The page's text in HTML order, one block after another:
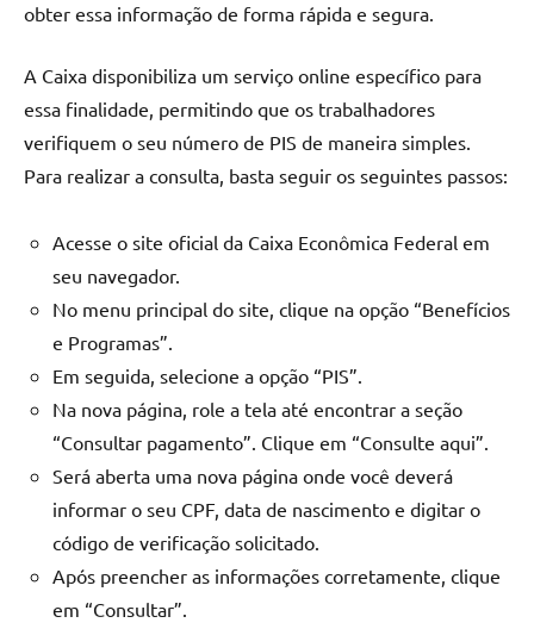
obter essa informação de forma rápida e segura.
A Caixa disponibiliza um serviço online específico para
essa finalidade, permitindo que os trabalhadores
verifiquem o seu número de PIS de maneira simples.
Para realizar a consulta, basta seguir os seguintes passos:
Acesse o site oficial da Caixa Econômica Federal em
seu navegador.
No menu principal do site, clique na opção “Benefícios
e Programas”.
Em seguida, selecione a opção “PIS”.
Na nova página, role a tela até encontrar a seção
“Consultar pagamento”. Clique em “Consulte aqui”.
Será aberta uma nova página onde você deverá
informar o seu CPF, data de nascimento e digitar o
código de verificação solicitado.
Após preencher as informações corretamente, clique
em “Consultar”.